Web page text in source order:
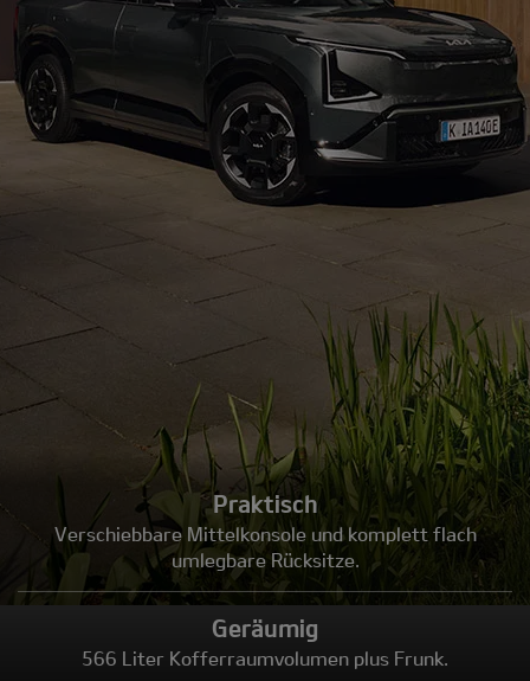
Praktisch
Verschiebbare Mittelkonsole und komplett flach
umlegbare Rücksitze.
Geräumig
566 Liter Kofferraumvolumen plus Frunk.